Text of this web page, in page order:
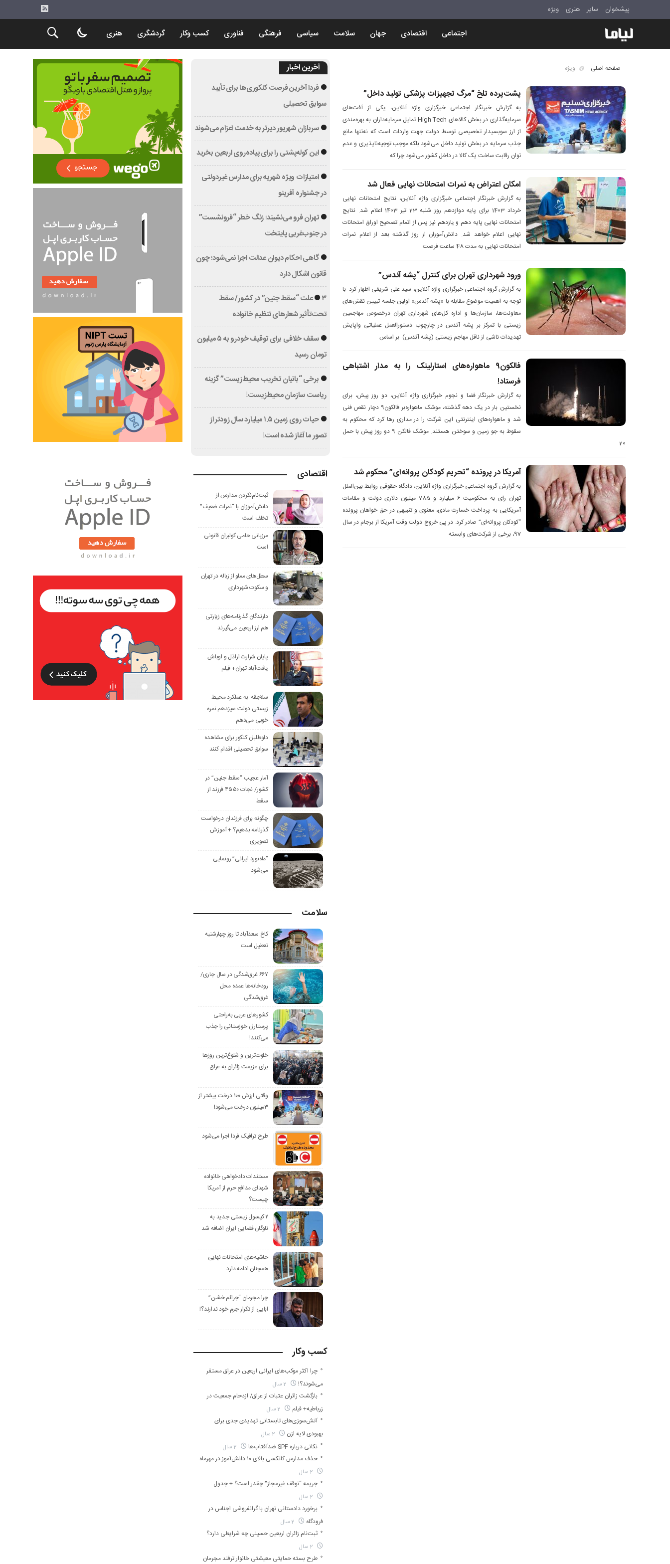
پیشخوان سایر هنری ویژه
اجتماعی اقتصادی جهان سلامت سیاسی فرهنگی فناوری کسب وکار گردشگری هنری
صفحه اصلی ویژه
پشت‌پرده تلخ “مرگ تجهیزات پزشکی تولید داخل”
به گزارش خبرنگار اجتماعی خبرگزاری واژه آنلاین، یکی از آفت‌های
سرمایه‌گذاری در بخش کالاهای High Tech تمایل سرمایه‌داران به بهره‌مندی
از ارز سوبسیدار تخصیصی توسط دولت جهت واردات است که نه‌تنها مانع
جذب سرمایه در بخش تولید داخل می‌شود بلکه موجب توجیه‌ناپذیری و عدم
توان رقابت ساخت یک کالا در داخل کشور می‌شود چرا که
امکان اعتراض به نمرات امتحانات نهایی فعال شد
به گزارش خبرنگار اجتماعی خبرگزاری واژه آنلاین، نتایج امتحانات نهایی
خرداد 1403 برای پایه دوازدهم روز شنبه 23 تیر 1403 اعلام شد. نتایج
امتحانات نهایی پایه دهم و یازدهم نیز پس از اتمام تصحیح اوراق امتحانات
نهایی اعلام خواهد شد. دانش‌آموزان از روز گذشته بعد از اعلام نمرات
امتحانات نهایی به مدت 48 ساعت فرصت
ورود شهرداری تهران برای کنترل “پشه آئدس”
به گزارش گروه اجتماعی خبرگزاری واژه آنلاین، سید علی شریفی اظهار کرد: با
توجه به اهمیت موضوع مقابله با «پشه آئدس» اولین جلسه تبیین نقش‌های
معاونت‌ها، سازمان‌ها و اداره کل‌های شهرداری تهران درخصوص مهاجمین
زیستی با تمرکز بر پشه آئدس در چارچوب دستورالعمل عملیاتی واپایش
تهدیدات ناشی از ناقل مهاجم زیستی (پشه آئدس) بر اساس
فالکون۹ ماهواره‌های استارلینک را به مدار اشتباهی
فرستاد!
به گزارش خبرنگار فضا و نجوم خبرگزاری واژه آنلاین، دو روز پیش، برای
نخستین بار در یک دهه گذشته، موشک ماهواره‌بر فالکون9 دچار نقص فنی
شد و ماهواره‌های اینترنتی این شرکت را در مداری رها کرد که محکوم به
سقوط به جو زمین و سوختن هستند. موشک فالکن 9 دو روز پیش با حمل
20
آمریکا در پرونده “تحریم کودکان پروانه‌ای” محکوم شد
به گزارش گروه اجتماعی خبرگزاری واژه آنلاین، دادگاه حقوقی روابط بین‌الملل
تهران رای به محکومیت 6 میلیارد و 785 میلیون دلاری دولت و مقامات
آمریکایی به پرداخت خسارت مادی، معنوی و تنبیهی در حق خواهان‌ پرونده
“کودکان پروانه‌ای” صادر کرد. در پی خروج دولت وقت آمریکا از برجام در سال
97‎، برخی از شرکت‌های وابسته
آخرین اخبار
فردا آخرین فرصت کنکوری‌ها برای تأیید
سوابق تحصیلی
سربازان شهریور دیرتر به خدمت اعزام می‌شوند
این کوله‌پشتی را برای پیاده‌روی اربعین بخرید
امتیازات ویژه شهریه‌ برای مدارس غیردولتی
در جشنواره آفرینو
تهران فرو می‌نشیند؛ زنگ خطر “فرونشست”
در جنوب‌غربی پایتخت
گاهی احکام دیوان عدالت اجرا نمی‌شود؛ چون
قانون اشکال دارد
۳ علت “سقط جنین” در کشور/ سقط
تحت‌تأثیر شعارهای تنظیم خانواده
سقف خلافی برای توقیف خودرو به ۵ میلیون
تومان رسید
برخی “بانیان تخریب محیط‌زیست” گزینه‌
ریاست سازمان محیط‌زیست!
حیات روی زمین ۱.۵ میلیارد سال زودتر از
تصور ما آغاز شده است!
اقتصادی
ثبت‌نام‌نکردن مدارس از
دانش‌آموزان با “نمرات ضعیف”
تخلف است
مرزبانی حامی کولبران قانونی
است
سطل‌های مملو از زباله در تهران
و سکوت شهرداری
دارندگان گذرنامه‌های زیارتی
هم ارز اربعین می‌گیرند
پایان شرارت اراذل و اوباش
یافت‌آباد تهران+ فیلم
سلاجقه: به عملکرد محیط
زیستی دولت سیزدهم نمره
خوبی می‌دهم
داوطلبان کنکور برای مشاهده
سوابق تحصیلی اقدام کنند
آمار عجیب “سقط جنین” در
کشور/ نجات ۴۵۵۰ فرزند از
سقط
چگونه برای فرزندان درخواست
گذرنامه بدهیم؟ + آموزش
تصویری
“ماه‌نورد ایرانی” رو‌نمایی
می‌شود
سلامت
کاخ سعدآباد تا روز چهارشنبه
تعطیل است
۶۶۷ غرق‌شدگی در سال جاری/
رودخانه‌ها عمده محل
غرق‌شدگی
کشورهای عربی به‌راحتی
پرستاران خوزستانی را جذب
می‌کنند!
خلوت‌ترین و شلوغ‌ترین روزها
برای عزیمت زائران به عراق
وقتی ارزش ۱۰۰ درخت بیشتر از
۳میلیون درخت می‌شود!
طرح ترافیک فردا اجرا می‌شود
مستندات دادخواهی خانواده
شهدای مدافع حرم از آمریکا
چیست؟
۲ کپسول زیستی جدید به
ناوگان فضایی ایران اضافه شد
حاشیه‌های امتحانات نهایی
همچنان ادامه دارد
چرا مجرمان “جرائم خشن”
ابایی از تکرار جرم خود ندارند؟!
کسب وکار
چرا اکثر موکب‌های ایرانی اربعین در عراق مستقر
می‌شوند؟!
بازگشت زائران عتبات از عراق/ ‌ازدحام جمعیت ‌در
زرباطیه+ فیلم
آتش‌سوزی‌های تابستانی تهدیدی جدی برای
بهبودی لایه ازن
نکاتی درباره SPF ضدآفتاب‌ها
حذف مدارس کانکسی بالای ۱۰ دانش‌آموز در مهرماه
جریمه “توقف غیرمجاز” چقدر است؟ + جدول
برخورد دادستانی تهران با گرانفروشی اجناس در
فرودگاه
ثبت‌نام زائران اربعین حسینی چه شرایطی دارد؟
طرح بسته حمایتی معیشتی خانوار ترفند مجرمان